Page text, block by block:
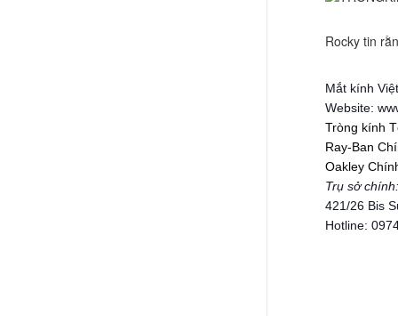
Rocky tin
Mắt kính
Website:
Tròng kính T
Ray-Ban
Oakley
Trụ sở chính:
421/26 Bis
Hotline: